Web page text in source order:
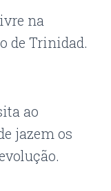
na
de Trinidad.
ao
jazem os